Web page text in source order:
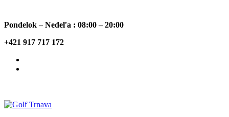
Pondelok – Nedeľa : 08:00 – 20:00
+421 917 717 172